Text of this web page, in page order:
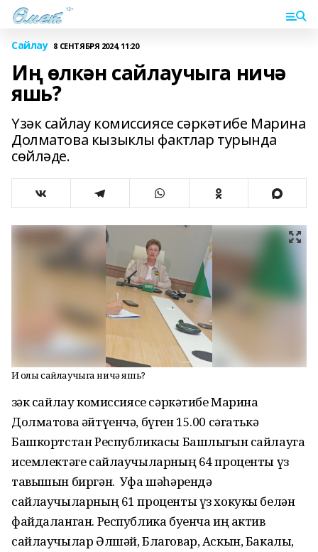
Сайлау 8 СЕНТЯБРЯ 2024, 11:20
Иң өлкән сайлаучыга ничә
яшь?
Үзәк сайлау комиссиясе сәркәтибе Марина
Долматова кызыклы фактлар турында
сөйләде.
Иң олы сайлаучыга ничә яшь?
Үзәк сайлау комиссиясе сәркәтибе Марина
Долматова әйтүенчә, бүген 15.00 сәгатькә
Башкортстан Республикасы Башлыгын сайлауга
исемлектәге сайлаучыларның 64 проценты үз
тавышын биргән. Уфа шәһәрендә
сайлаучыларның 61 проценты үз хокукы белән
файдаланган. Республика буенча иң актив
сайлаучылар Әлшәй, Благовар, Аскын, Бакалы,